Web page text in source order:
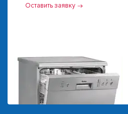
Оставить заявку